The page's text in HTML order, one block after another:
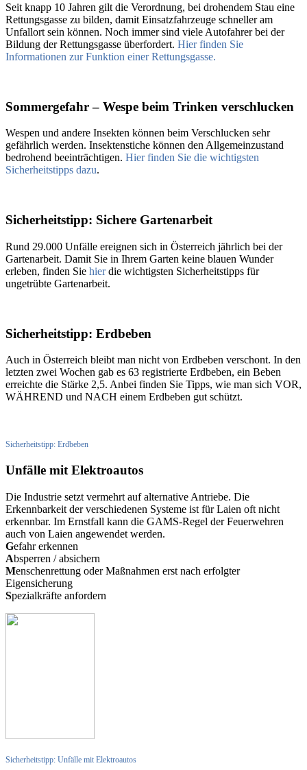
Seit knapp 10 Jahren gilt die Verordnung, bei drohendem Stau eine
Rettungsgasse zu bilden, damit Einsatzfahrzeuge schneller am
Unfallort sein können. Noch immer sind viele Autofahrer bei der
Bildung der Rettungsgasse überfordert. Hier finden Sie
Informationen zur Funktion einer Rettungsgasse.
Sommergefahr – Wespe beim Trinken verschlucken
Wespen und andere Insekten können beim Verschlucken sehr
gefährlich werden. Insektenstiche können den Allgemeinzustand
bedrohend beeinträchtigen. Hier finden Sie die wichtigsten
Sicherheitstipps dazu.
Sicherheitstipp: Sichere Gartenarbeit
Rund 29.000 Unfälle ereignen sich in Österreich jährlich bei der
Gartenarbeit. Damit Sie in Ihrem Garten keine blauen Wunder
erleben, finden Sie hierdie wichtigsten Sicherheitstipps für
ungetrübte Gartenarbeit.
Sicherheitstipp: Erdbeben
Auch in Österreich bleibt man nicht von Erdbeben verschont. In den
letzten zwei Wochen gab es 63 registrierte Erdbeben, ein Beben
erreichte die Stärke 2,5. Anbei finden Sie Tipps, wie man sich VOR,
WÄHREND und NACH einem Erdbeben gut schützt.
Sicherheitstipp: Erdbeben
Unfälle mit Elektroautos
Die Industrie setzt vermehrt auf alternative Antriebe. Die
Erkennbarkeit der verschiedenen Systeme ist für Laien oft nicht
erkennbar. Im Ernstfall kann die GAMS-Regel der Feuerwehren
auch von Laien angewendet werden.
Gefahr erkennen
Absperren / absichern
Menschenrettung oder Maßnahmen erst nach erfolgter
Eigensicherung
Spezialkräfte anfordern
Sicherheitstipp: Unfälle mit Elektroautos